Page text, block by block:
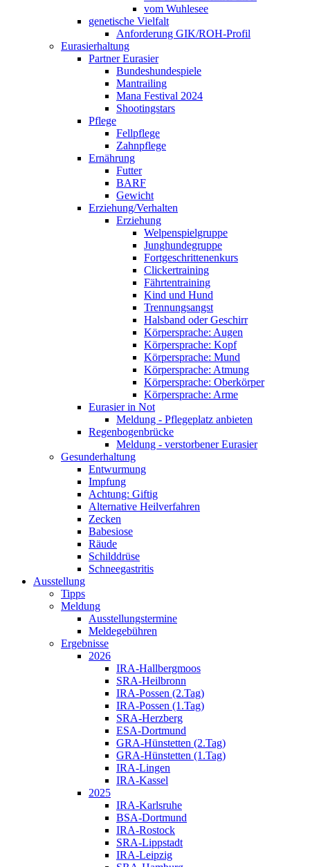
vom Wuhlesee
genetische Vielfalt
Anforderung GIK/ROH-Profil
Eurasierhaltung
Partner Eurasier
Bundeshundespiele
Mantrailing
Mana Festival 2024
Shootingstars
Pflege
Fellpflege
Zahnpflege
Ernährung
Futter
BARF
Gewicht
Erziehung/Verhalten
Erziehung
Welpenspielgruppe
Junghundegruppe
Fortgeschrittenenkurs
Clickertraining
Fährtentraining
Kind und Hund
Trennungsangst
Halsband oder Geschirr
Körpersprache: Augen
Körpersprache: Kopf
Körpersprache: Mund
Körpersprache: Atmung
Körpersprache: Oberkörper
Körpersprache: Arme
Eurasier in Not
Meldung - Pflegeplatz anbieten
Regenbogenbrücke
Meldung - verstorbener Eurasier
Gesunderhaltung
Entwurmung
Impfung
Achtung: Giftig
Alternative Heilverfahren
Zecken
Babesiose
Räude
Schilddrüse
Schneegastritis
Ausstellung
Tipps
Meldung
Ausstellungstermine
Meldegebühren
Ergebnisse
2026
IRA-Hallbergmoos
SRA-Heilbronn
IRA-Possen (2.Tag)
IRA-Possen (1.Tag)
SRA-Herzberg
ESA-Dortmund
GRA-Hünstetten (2.Tag)
GRA-Hünstetten (1.Tag)
IRA-Lingen
IRA-Kassel
2025
IRA-Karlsruhe
BSA-Dortmund
IRA-Rostock
SRA-Lippstadt
IRA-Leipzig